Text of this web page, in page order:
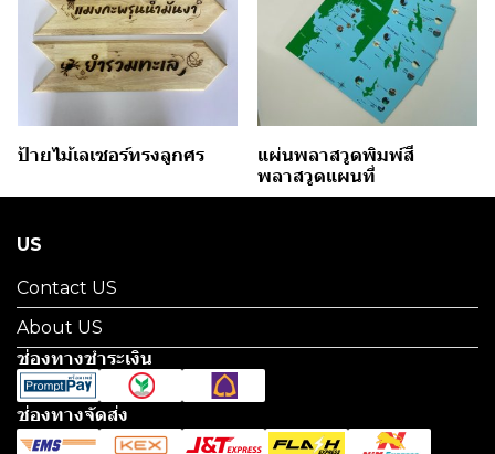
ป้ายไม้เลเซอร์ทรงลูกศร
แผ่นพลาสวูดพิมพ์สี
พลาสวูดแผนที่
US
Contact US
About US
ช่องทางชำระเงิน
ช่องทางจัดส่ง